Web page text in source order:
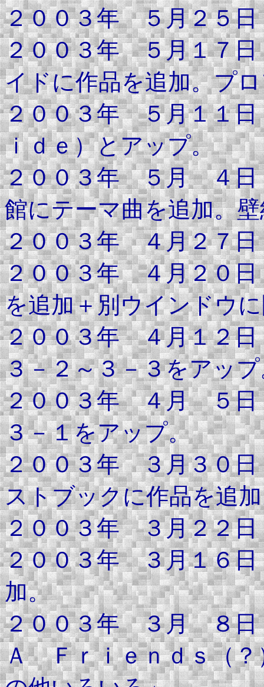
２００３年 ５月２５日
２００３年 ５月１７日
イドに作品を追加。プ
２００３年 ５月１１日
ｉｄｅ）とアップ。
２００３年 ５月 ４日
館にテーマ曲を追加。
２００３年 ４月２７日
２００３年 ４月２０日
を追加＋別ウインドウ
２００３年 ４月１２日
３－２～３－３をアッ
２００３年 ４月 ５日
３－１をアップ。
２００３年 ３月３０日
ストブックに作品を追
２００３年 ３月２２日
２００３年 ３月１６日
加。
２００３年 ３月 ８日
Ａ Ｆｒｉｅｎｄｓ（？